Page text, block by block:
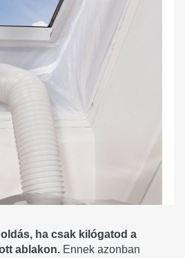
ha csak kilógatod a
ablakon. Ennek azonban